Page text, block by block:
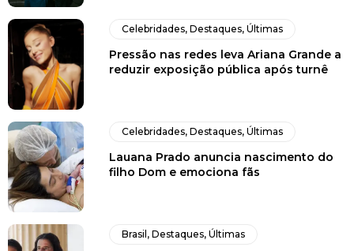
Celebridades,Destaques,Últimas
Pressão nas redes leva Ariana Grande a
reduzir exposição pública após turnê
Celebridades,Destaques,Últimas
Lauana Prado anuncia nascimento do
filho Dom e emociona fãs
Brasil,Destaques,Últimas